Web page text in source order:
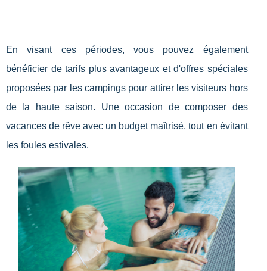
En visant ces périodes, vous pouvez également
bénéficier de tarifs plus avantageux et d'offres spéciales
proposées par les campings pour attirer les visiteurs hors
de la haute saison. Une occasion de composer des
vacances de rêve avec un budget maîtrisé, tout en évitant
les foules estivales.